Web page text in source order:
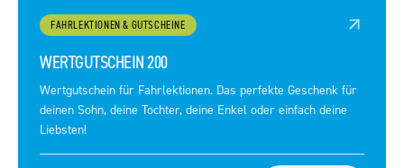
FAHRLEKTIONEN & GUTSCHEINE
WERTGUTSCHEIN 200
Wertgutschein für Fahrlektionen. Das perfekte Geschenk für
deinen Sohn, deine Tochter, deine Enkel oder einfach deine
Liebsten!